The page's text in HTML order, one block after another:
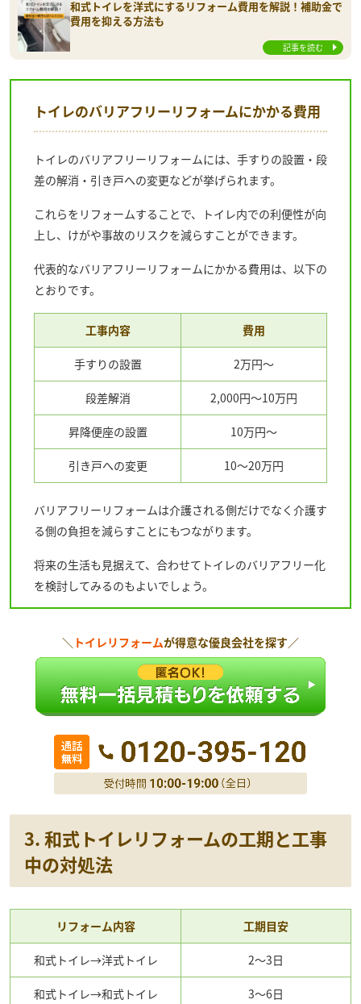
和式トイレを洋式にするリフォーム費用を解説！補助金で
費用を抑える方法も
記事を読む
トイレのバリアフリーリフォームにかかる費用
トイレのバリアフリーリフォームには、手すりの設置・段
差の解消・引き戸への変更などが挙げられます。
これらをリフォームすることで、トイレ内での利便性が向
上し、けがや事故のリスクを減らすことができます。
代表的なバリアフリーリフォームにかかる費用は、以下の
とおりです。
工事内容 費用
手すりの設置 2万円～
段差解消 2,000円～10万円
昇降便座の設置 10万円～
引き戸への変更 10～20万円
バリアフリーリフォームは介護される側だけでなく介護す
る側の負担を減らすことにもつながります。
将来の生活も見据えて、合わせてトイレのバリアフリー化
を検討してみるのもよいでしょう。
＼ トイレリフォームが得意な優良会社を探す／
3. 和式トイレリフォームの工期と工事
中の対処法
リフォーム内容 工期目安
和式トイレ→洋式トイレ 2～3日
和式トイレ→和式トイレ 3～6日